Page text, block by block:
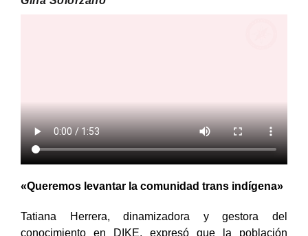
Tatiana Herrera, dinamizadora y gestora del